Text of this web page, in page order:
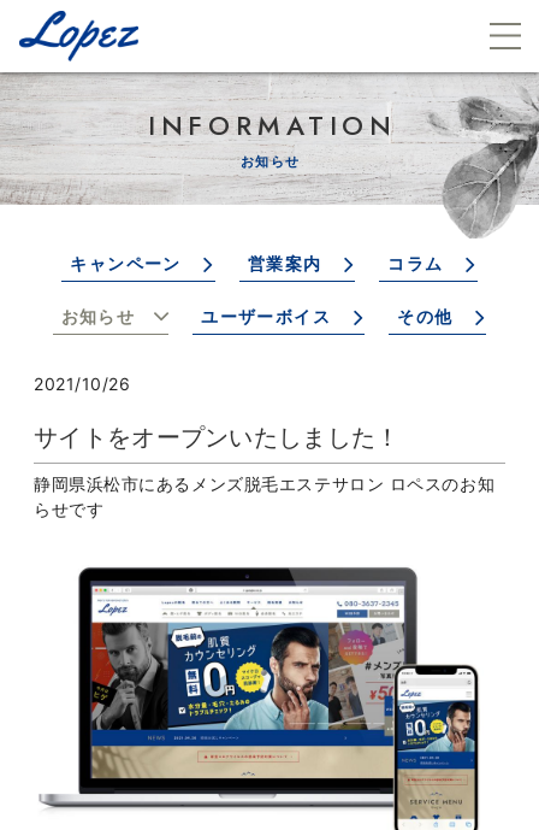
INFORMATION
お知らせ
キャンペーン 営業案内 コラム
お知らせ ユーザーボイス その他
2021/10/26
サイトをオープンいたしました！
静岡県浜松市にあるメンズ脱毛エステサロン ロペスのお知
らせです